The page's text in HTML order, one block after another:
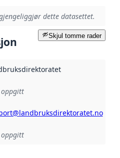
dette datasettet.
Skjul tomme rader